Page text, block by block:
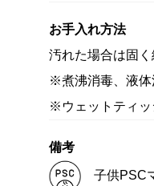
お手入れ方法
汚れた場合は固
※煮沸消毒、液体
※ウェットティッ
備考
子供PSC